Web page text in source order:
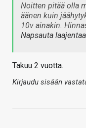
Noitten pitää olla
äänen kuin
10v ainakin.
Napsauta
Takuu 2 vuotta.
Kirjaudu sisään